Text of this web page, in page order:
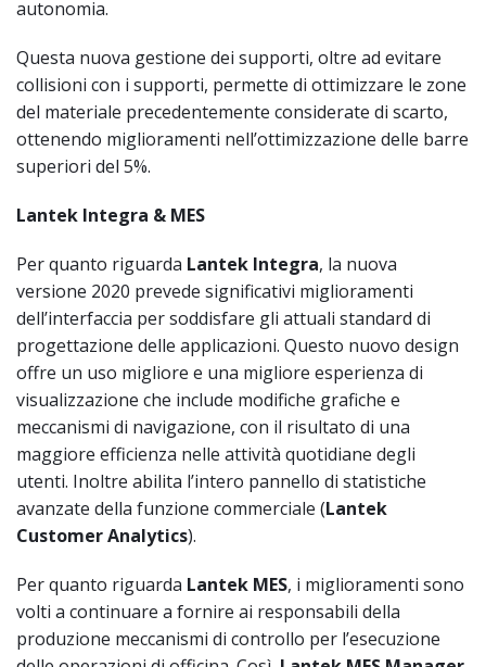
autonomia.
Questa nuova gestione dei supporti, oltre ad evitare
collisioni con i supporti, permette di ottimizzare le zone
del materiale precedentemente considerate di scarto,
ottenendo miglioramenti nell’ottimizzazione delle barre
superiori del 5%.
Lantek Integra & MES
Per quanto riguarda Lantek Integra, la nuova
versione 2020 prevede significativi miglioramenti
dell’interfaccia per soddisfare gli attuali standard di
progettazione delle applicazioni. Questo nuovo design
offre un uso migliore e una migliore esperienza di
visualizzazione che include modifiche grafiche e
meccanismi di navigazione, con il risultato di una
maggiore efficienza nelle attività quotidiane degli
utenti. Inoltre abilita l’intero pannello di statistiche
avanzate della funzione commerciale (Lantek
Customer Analytics).
Per quanto riguarda Lantek MES, i miglioramenti sono
volti a continuare a fornire ai responsabili della
produzione meccanismi di controllo per l’esecuzione